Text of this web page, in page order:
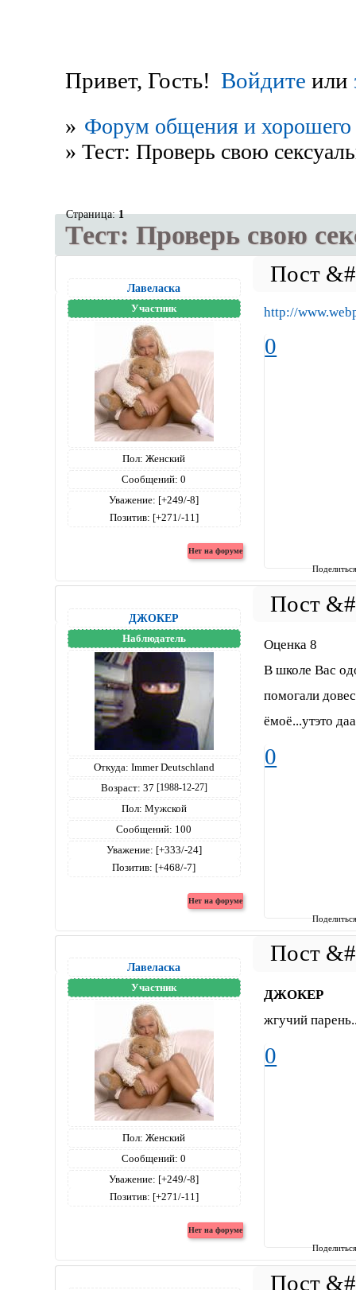
Привет, Гость! Войдите или
» Форум общения и хорошего
» Тест: Проверь свою
Тест: Проверь свою
Страница:1
Лавеласка
Участник
Пол: Женский
Сообщений: 0
Уважение: [+249/-8]
Позитив: [+271/-11]
http://
0
ДЖОКЕР
Наблюдатель
Откуда: Immer Deutschland
Возраст: 37 [1988-12-27]
Пол: Мужской
Сообщений: 100
Уважение: [+333/-24]
Позитив: [+468/-7]
Оценка 8
В школе Вас
помогали
ёмоё...утэто
0
Лавеласка
Участник
Пол: Женский
Сообщений: 0
Уважение: [+249/-8]
Позитив: [+271/-11]
ДЖОКЕР
жгучий
0